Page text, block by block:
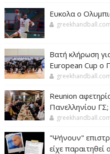
Ευκολα ο
Βατή κλήρωση
European Cup ο
Reunion
Πανελληνίου ΓΣ;
"Ψήνουν"
είχε